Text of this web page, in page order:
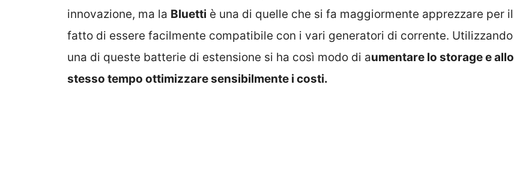
innovazione, ma la Bluetti è una di quelle che si fa maggiormente apprezzare per il
fatto di essere facilmente compatibile con i vari generatori di corrente. Utilizzando
una di queste batterie di estensione si ha così modo di aumentare lo storage e allo
stesso tempo ottimizzare sensibilmente i costi.